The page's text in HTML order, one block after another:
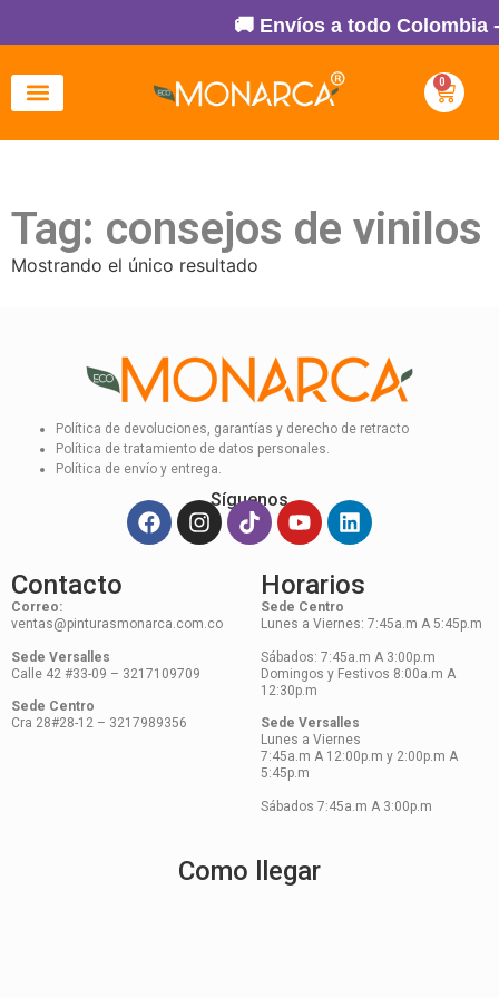
🚚 Envíos a todo Colombia
0
Tag: consejos de vinilos
Mostrando el único resultado
Política de devoluciones, garantías y derecho de retracto
Política de tratamiento de datos personales.
Política de envío y entrega.
Síguenos
Contacto
Correo:
ventas@pinturasmonarca.com.co
Sede Versalles
Calle 42 #33-09 – 3217109709
Sede Centro
Cra 28#28-12 – 3217989356
Horarios
Sede Centro
Lunes a Viernes: 7:45a.m A 5:45p.m
Sábados: 7:45a.m A 3:00p.m
Domingos y Festivos 8:00a.m A
12:30p.m
Sede Versalles
Lunes a Viernes
7:45a.m A 12:00p.m y 2:00p.m A
5:45p.m
Sábados 7:45a.m A 3:00p.m
Como llegar